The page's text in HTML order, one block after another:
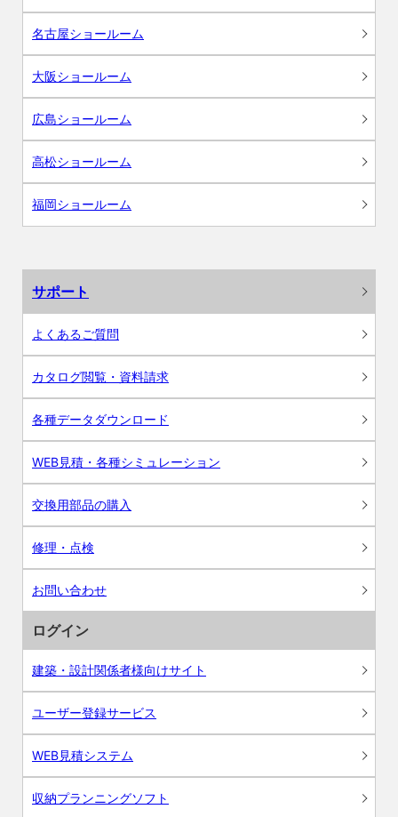
名古屋ショールーム
大阪ショールーム
広島ショールーム
高松ショールーム
福岡ショールーム
サポート
よくあるご質問
カタログ閲覧・資料請求
各種データダウンロード
WEB見積・各種シミュレーション
交換用部品の購入
修理・点検
お問い合わせ
ログイン
建築・設計関係者様向けサイト
ユーザー登録サービス
WEB見積システム
収納プランニングソフト